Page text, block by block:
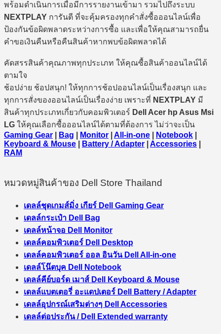
พร้อมดำเนินการเมื่อมีการรายงานเข้ามา รวมไปถึงระบบ
NEXTPLAY การันตี ที่จะคุ้มครองทุกคำสั่งซื้อออนไลน์เพื่อ
ป้องกันข้อผิดพลาดระหว่างการซื้อ และเพื่อให้คุณสามารถยื่น
คำขอเงินคืนหรือคืนสินค้าหากพบข้อผิดพลาดได้
คัดสรรสินค้าคุณภาพทุกประเภท ให้คุณซื้อสินค้าออนไลน์ได้
ตามใจ
ช้อปง่าย ช้อปสนุก! ให้ทุกการช้อปออนไลน์เป็นเรื่องสนุก และ
ทุกการสั่งของออนไลน์เป็นเรื่องง่าย เพราะที่ NEXTPLAY มี
สินค้าทุกประเภทเกี่ยวกับคอมพิวเตอร์ Dell Acer hp Asus Msi
LG ให้คุณเลือกซื้อออนไลน์ได้ตามที่ต้องการ ไม่ว่าจะเป็น
Gaming Gear
Bag Monitor All-in-one Notebook
Keyboard & Mouse
Battery / Adapter Accessories
RAM
หมวดหมู่สินค้าของ Dell Store Thailand
เดลล์ชุดเกมส์มิ่ง เกียร์ Dell Gaming Gear
เดลล์กระเป๋า Dell Bag
เดลล์หน้าจอ Dell Monitor
เดลล์คอมพิวเตอร์ Dell Desktop
เดลล์คอมพิวเตอร์ ออล อินวัน Dell All-in-one
เดลล์โน๊ตบุค Dell Notebook
เดลล์คีย์บอร์ด เมาส์ Dell Keyboard & Mouse
เดลล์แบตเตอรี่ อะแดปเตอร์ Dell Battery / Adapter
เดลล์อุปกรณ์เสริมต่างๆ Dell Accessories
เดลล์ต่อประกัน / Dell Extended warranty